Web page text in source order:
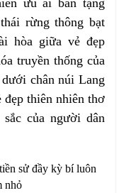
rừng thông bạt
hòa giữa vẻ đẹp
truyền thống của
chân núi Lang
thiên nhiên thơ
của người dân
sử đầy kỳ bí luôn
nhỏ